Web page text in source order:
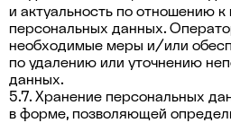
и актуальность по отношению
персональных данных.
необходимые меры и/или
по удалению или уточнению
данных.
5.7. Хранение персональных
в форме, позволяющей